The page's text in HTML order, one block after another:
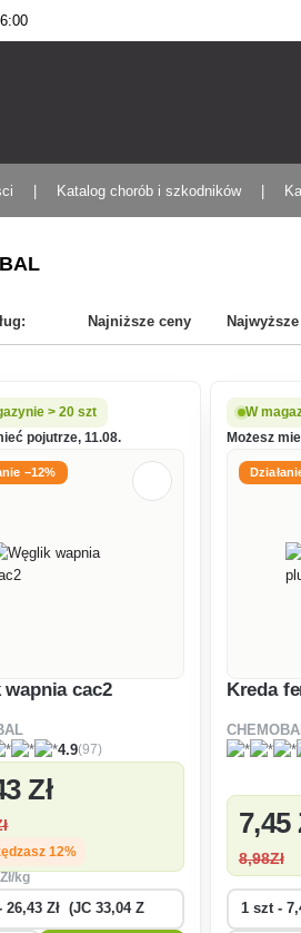
Katalog chorób i szkodników
Najniższe ceny
> 20 szt
pojutrze, 11.08.
−12%
cac2
4.9(97)
Zł
12%
kg
W
Możesz
Kreda
7,45
8,98Zł